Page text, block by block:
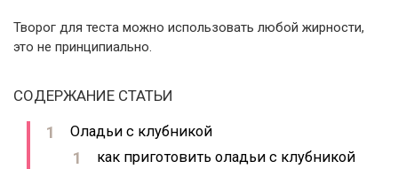
Творог для теста можно использовать любой жирности,
это не принципиально.
СОДЕРЖАНИЕ СТАТЬИ
Оладьи с клубникой
как приготовить оладьи с клубникой